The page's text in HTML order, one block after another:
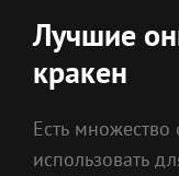
Лучшие
кракен
Есть
использовать